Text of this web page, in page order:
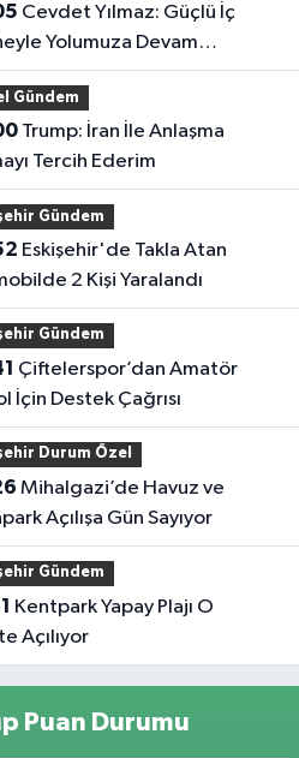
Yolumuza Devam
Gündem
Trump: İran İle Anlaşma
Tercih Ederim
Gündem
2 Kişi Yaralandı
Gündem
İçin Destek Çağrısı
Durum Özel
Açılışa Gün Sayıyor
Gündem
Açılıyor
Puan Durumu